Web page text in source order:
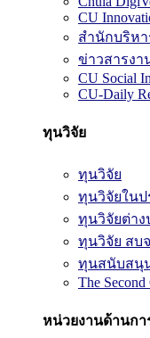
CU
สำนักบริหา
ข่าวสารงา
CU Social
CU-Daily
ทุนวิจัย
ทุนวิจัย
ทุนวิจัยในป
ทุนวิจัยต่าง
ทุนวิจัย สบ
ทุนสนับสนุ
The
หน่วยงานด้านกา